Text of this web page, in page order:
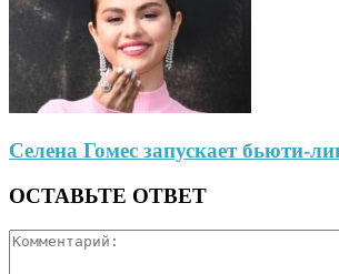
Селена Гомес запускает бьюти-
ОСТАВЬТЕ ОТВЕТ